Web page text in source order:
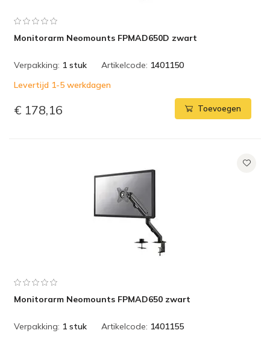
Monitorarm Neomounts FPMAD650D zwart
Verpakking: 1 stuk Artikelcode: 1401150
Levertijd 1-5 werkdagen
€ 178,16 Toevoegen
Monitorarm Neomounts FPMAD650 zwart
Verpakking: 1 stuk Artikelcode: 1401155